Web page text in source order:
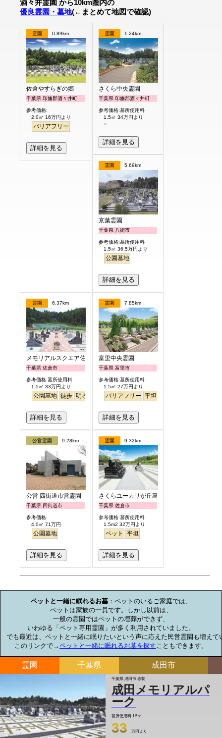
酒々井霊園 から10km圏内の
優良霊園・墓地(←まとめて地図で確認)
霊園 0.89km
佐倉やすらぎの郷
千葉県 印旛郡酒々井町
参考価格:
2.0㎡ 16万円より
バリアフリー
詳細を見る
霊園 1.24km
さくら中央霊園
千葉県 印旛郡酒々井町
参考価格:墓所使用料
1.5㎡ 34万円より
詳細を見る
霊園 5.69km
京葉霊園
千葉県 八街市
参考価格:墓所使用料
1.5㎡ 36.5万円より
公園墓地
詳細を見る
霊園 6.37km
メモリアルスクエア佐倉
千葉県 佐倉市
参考価格:墓所使用料
1.5㎡ 33万円より
公園墓地 徒歩 明るい
詳細を見る
霊園 7.85km
富里中央霊園
千葉県 富里市
参考価格:墓所使用料
1.5㎡ 27万円より
バリアフリー 平坦
詳細を見る
公営霊園 9.28km
公営 四街道市営霊園
千葉県 四街道市
参考価格:
4.0㎡ 71万円
公園墓地
詳細を見る
霊園 9.32km
さくらユーカリが丘墓苑
千葉県 佐倉市
参考価格:墓所使用料
1.5m2 32万円より
ペット 平坦
詳細を見る
ペットと一緒に眠れるお墓：ペットのいるご家庭では、
ペットは家族の一員です。しかし以前は、
一般の霊園ではペットの埋葬ができず、
いわゆる「ペット専用霊園」が多く利用されていました。
でも最近は、ペットと一緒に眠りたいという声に応えた民営霊園も増えて
このリンクで→ペットと一緒に眠れるお墓を探すこともできます。
霊園 千葉県 成田市
千葉県 成田市 赤荻
成田メモリアルパ
ーク
墓所使用料 1.5㎡
33 万円より